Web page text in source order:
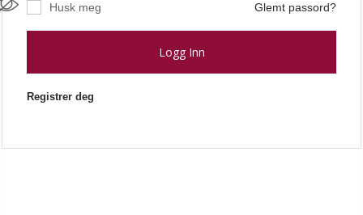
Husk meg Glemt passord?
Logg Inn
Registrer deg